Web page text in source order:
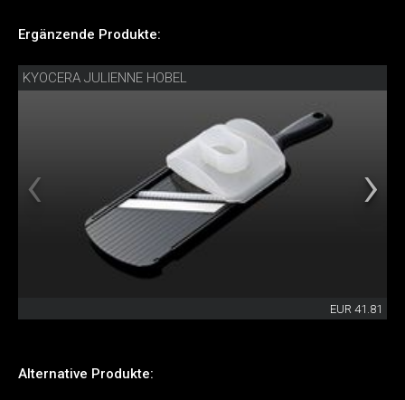
Ergänzende Produkte:
KYOCERA JULIENNE HOBEL
EUR 41.81
Alternative Produkte: